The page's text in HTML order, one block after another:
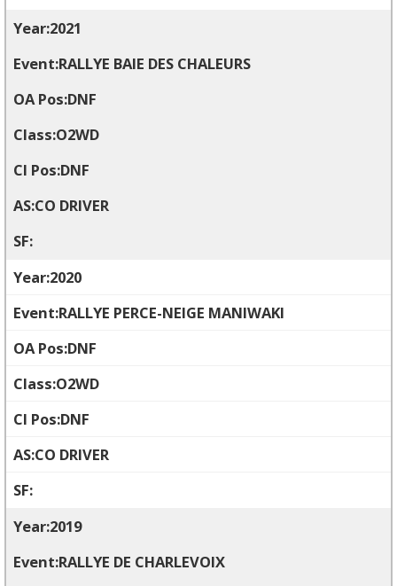
2021
RALLYE BAIE DES CHALEURS
DNF
O2WD
DNF
CO DRIVER
2020
RALLYE PERCE-NEIGE MANIWAKI
DNF
O2WD
DNF
CO DRIVER
2019
RALLYE DE CHARLEVOIX